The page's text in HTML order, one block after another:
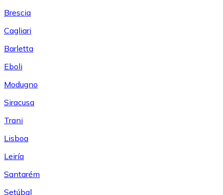
Brescia
Cagliari
Barletta
Eboli
Modugno
Siracusa
Trani
Lisboa
Leiría
Santarém
Setúbal